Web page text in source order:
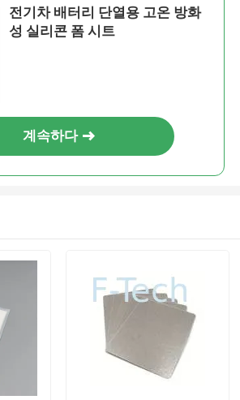
전기차 배터리 단열용 고온 방화
성 실리콘 폼 시트
계속하다